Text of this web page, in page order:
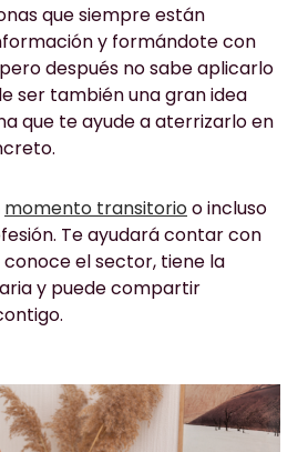
que siempre están
y formándote con
después no sabe aplicarlo
ser también una gran idea
que te ayude a aterrizarlo en
momento transitorioo incluso
Te ayudará contar con
el sector, tiene la
y puede compartir